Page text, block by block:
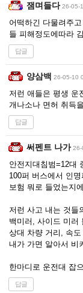
잼며들다 26-05-
어떡하긴 다물려주
들 피해정도에따라
답글
양삼백 26-05-10
저런 애들은 평생 운
개나소나 면허 취득
답글
써펜트 나가 26-
안전지대침범=12대
100퍼 버스에서 인
보험 뭐로 들었는지
저런 사고 내는 것들
백미러, 사이드 미러
상대 차량 거리, 속
내가 가면 알아서 비
한마디로 운전대 잡
답글